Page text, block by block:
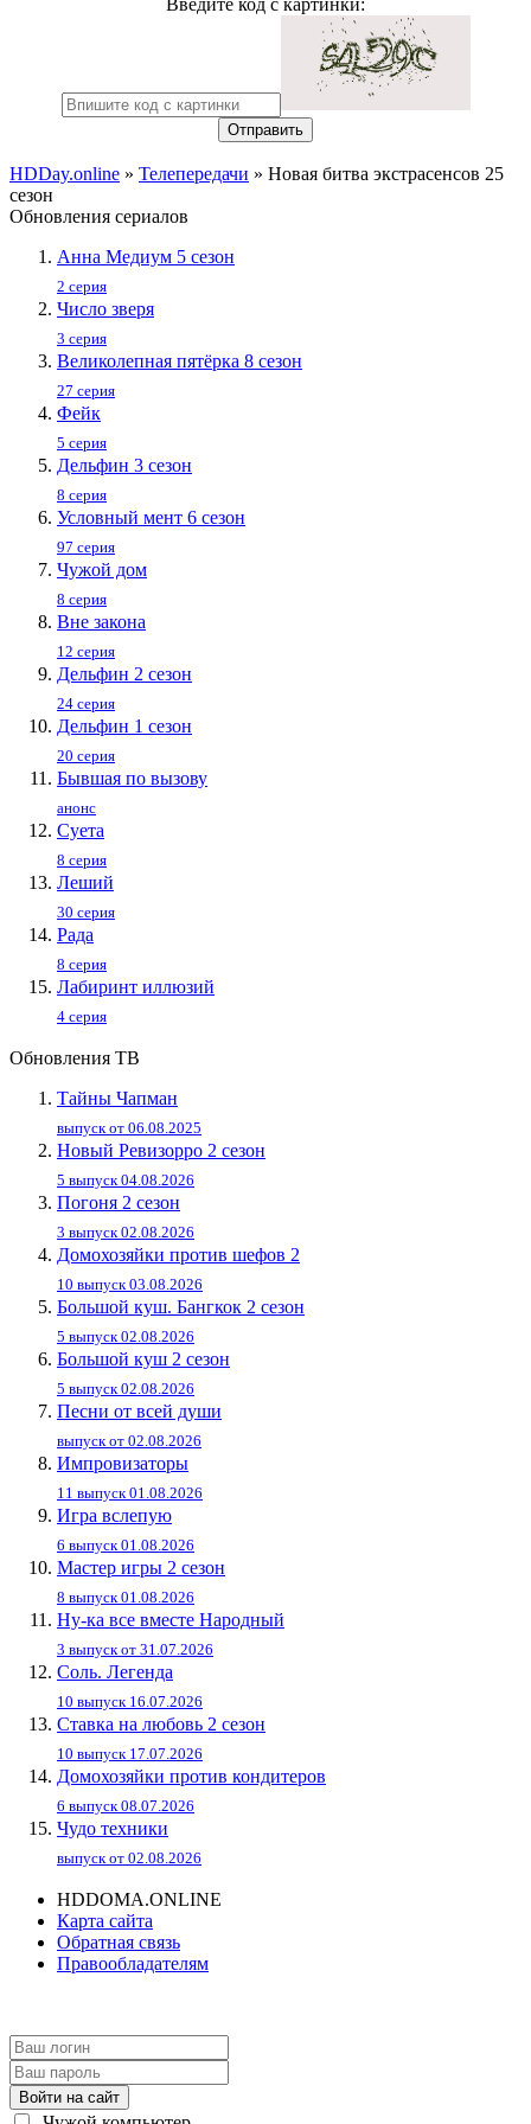
Отправить
HDDay.online » Телепередачи » Новая битва экстрасенсов 25
сезон
Обновления сериалов
Анна Медиум 5 сезон
2 серия
Число зверя
3 серия
Великолепная пятёрка 8 сезон
27 серия
Фейк
5 серия
Дельфин 3 сезон
8 серия
Условный мент 6 сезон
97 серия
Чужой дом
8 серия
Вне закона
12 серия
Дельфин 2 сезон
24 серия
Дельфин 1 сезон
20 серия
Бывшая по вызову
анонс
Суета
8 серия
Леший
30 серия
Рада
8 серия
Лабиринт иллюзий
4 серия
Обновления ТВ
Тайны Чапман
выпуск от 06.08.2025
Новый Ревизорро 2 сезон
5 выпуск 04.08.2026
Погоня 2 сезон
3 выпуск 02.08.2026
Домохозяйки против шефов 2
10 выпуск 03.08.2026
Большой куш. Бангкок 2 сезон
5 выпуск 02.08.2026
Большой куш 2 сезон
5 выпуск 02.08.2026
Песни от всей души
выпуск от 02.08.2026
Импровизаторы
11 выпуск 01.08.2026
Игра вслепую
6 выпуск 01.08.2026
Мастер игры 2 сезон
8 выпуск 01.08.2026
Ну-ка все вместе Народный
3 выпуск от 31.07.2026
Соль. Легенда
10 выпуск 16.07.2026
Ставка на любовь 2 сезон
10 выпуск 17.07.2026
Домохозяйки против кондитеров
6 выпуск 08.07.2026
Чудо техники
выпуск от 02.08.2026
HDDOMA.ONLINE
Карта сайта
Обратная связь
Правообладателям
Войти на сайт